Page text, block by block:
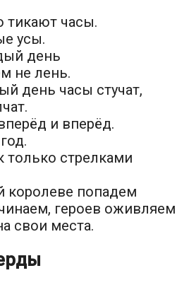
тикают часы.
усы.
день
не лень.
день часы стучат,
и вперёд.
только стрелками
королеве попадем
героев
свои места.